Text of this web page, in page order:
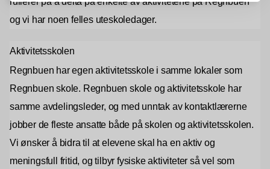
og vi har noen felles uteskoledager.
Aktivitetsskolen
Regnbuen har egen aktivitetsskole i samme lokaler som
Regnbuen skole. Regnbuen skole og aktivitetsskole har
samme avdelingsleder, og med unntak av kontaktlærerne
jobber de fleste ansatte både på skolen og aktivitetsskolen.
Vi ønsker å bidra til at elevene skal ha en aktiv og
meningsfull fritid, og tilbyr fysiske aktiviteter så vel som